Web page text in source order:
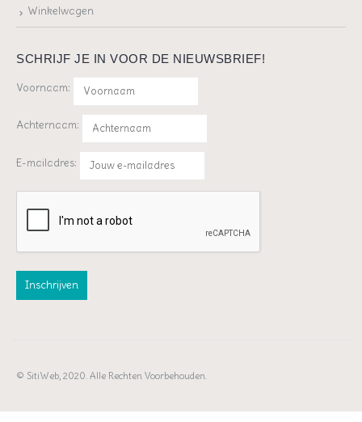
Winkelwagen
SCHRIJF JE IN VOOR DE NIEUWSBRIEF!
Voornaam:
Achternaam:
E-mailadres:
© SitiWeb, 2020. Alle Rechten Voorbehouden.